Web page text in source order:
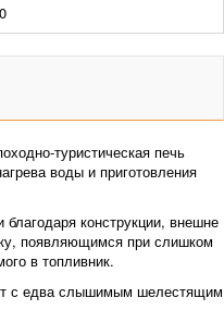
туристическая печь
воды и приготовления
конструкции, внешне
появляющимся при слишком
в топливник.
с едва слышимым шелестящим